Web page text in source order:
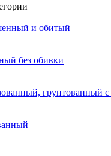
и обитый
без обивки
грунтованный с